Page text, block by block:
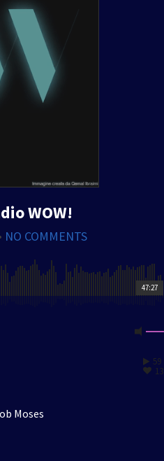
WOW!
NO COMMENTS
47:27
59
13
Moses